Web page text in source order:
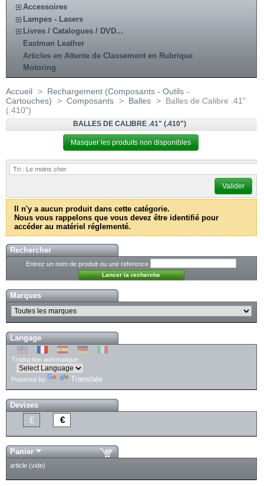
Accessoires
Lampes - Lasers
Livres / Catalogues / DVD...
Eastman Leather
Articles en Attente de Classement en Rubrique
Motoring
Accueil > Rechargement (Composants - Outils -
Cartouches)
> Composants > Balles > Balles de Calibre .41"
(.410")
BALLES DE CALIBRE .41" (.410")
Masquer les produits non disponibles
Tri : Le moins cher
Valider
Il n'y a aucun produit dans cette catégorie.
Nous vous rappelons que vous devez être identifié pour
accéder au matériel réglementé.
Rechercher
Entrez un nom de produit ou une reference
Marques
Langage
Traduction automatique :
Powered by Translate
Devises
£ €
Panier
article (vide)